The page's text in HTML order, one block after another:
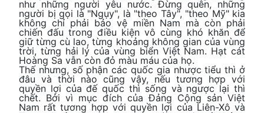
như những người yêu nước. Đừng quên, những
người bị gọi là "Ngụy", là "theo Tây", "theo Mỹ" kia
không chỉ phải bảo vệ miền Nam mà còn phải
chiến đấu trong điều kiện vô cùng khó khăn để
giữ từng cù lao, từng khoảng không gian của vùng
trời, từng hải lý của vùng biển Việt Nam. Hạt cát
Hoàng Sa vẫn còn đỏ màu máu của họ.
Thế nhưng, số phận các quốc gia nhược tiểu thì ở
đâu và thời nào cũng vậy, nếu tương hợp với
quyền lợi của đế quốc thì sống và ngược lại thì
chết. Bởi vì mục đích của Đảng Cộng sản Việt
Nam rất tương hợp với quyền lợi của Liên-Xô và